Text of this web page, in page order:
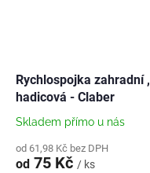
Rychlospojka zahradní ,
hadicová - Claber
Skladem přímo u nás
od 61,98 Kč bez DPH
od 75 Kč / ks